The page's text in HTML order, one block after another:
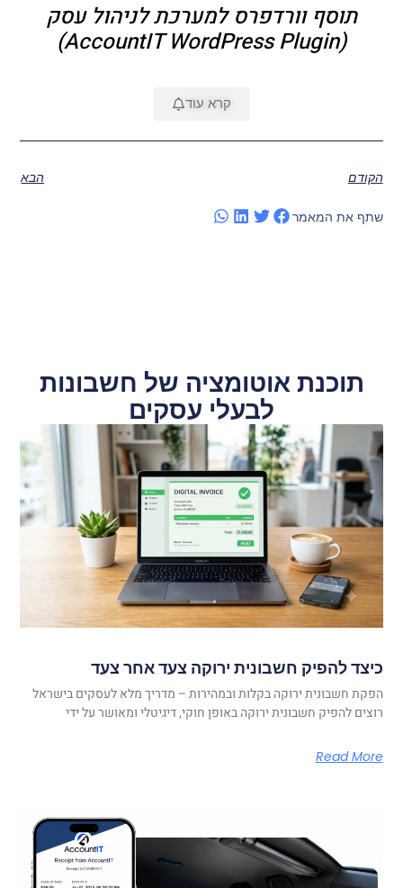
תוסף וורדפרס למערכת לניהול עסק
(AccountIT WordPress Plugin)
קרא עוד
הקודם הבא
שתף את המאמר
תוכנת אוטומציה של חשבונות
לבעלי עסקים
כיצד להפיק חשבונית ירוקה צעד אחר צעד
הפקת חשבונית ירוקה בקלות ובמהירות – מדריך מלא לעסקים בישראל
רוצים להפיק חשבונית ירוקה באופן חוקי, דיגיטלי ומאושר על ידי
Read More